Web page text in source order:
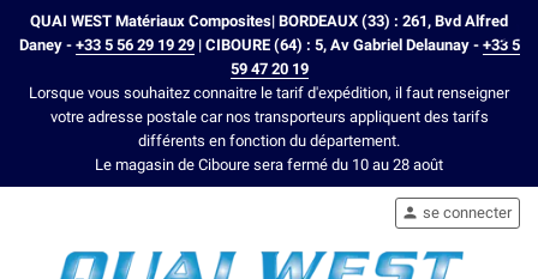
QUAI WEST Matériaux Composites| BORDEAUX (33) : 261, Bvd Alfred
Daney - +33 5 56 29 19 29| CIBOURE (64) : 5, Av Gabriel Delaunay - +33 5
59 47 20 19
Lorsque vous souhaitez connaitre le tarif d'expédition, il faut renseigner
votre adresse postale car nos transporteurs appliquent des tarifs
différents en fonction du département.
Le magasin de Ciboure sera fermé du 10 au 28 août
 se connecter